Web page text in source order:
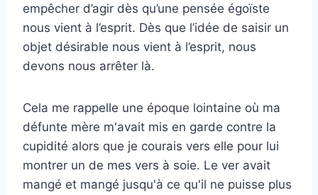
empêcher d’agir dès qu’une pensée égoïste
nous vient à l’esprit. Dès que l’idée de saisir un
objet désirable nous vient à l’esprit, nous
devons nous arrêter là.
Cela me rappelle une époque lointaine où ma
défunte mère m'avait mis en garde contre la
cupidité alors que je courais vers elle pour lui
montrer un de mes vers à soie. Le ver avait
mangé et mangé jusqu'à ce qu'il ne puisse plus